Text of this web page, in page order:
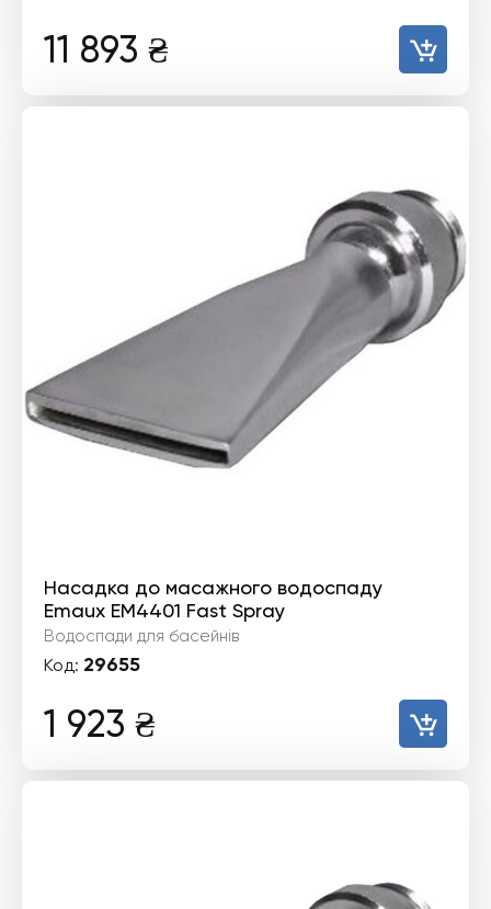
11 893 ₴
Насадка до масажного водоспаду
Emaux EM4401 Fast Spray
Водоспади для басейнів
Код: 29655
1 923 ₴